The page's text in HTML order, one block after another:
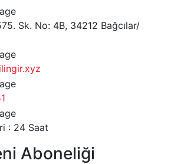
Sk. No: 4B, 34212 Bağcılar/
: 24 Saat
Aboneliği